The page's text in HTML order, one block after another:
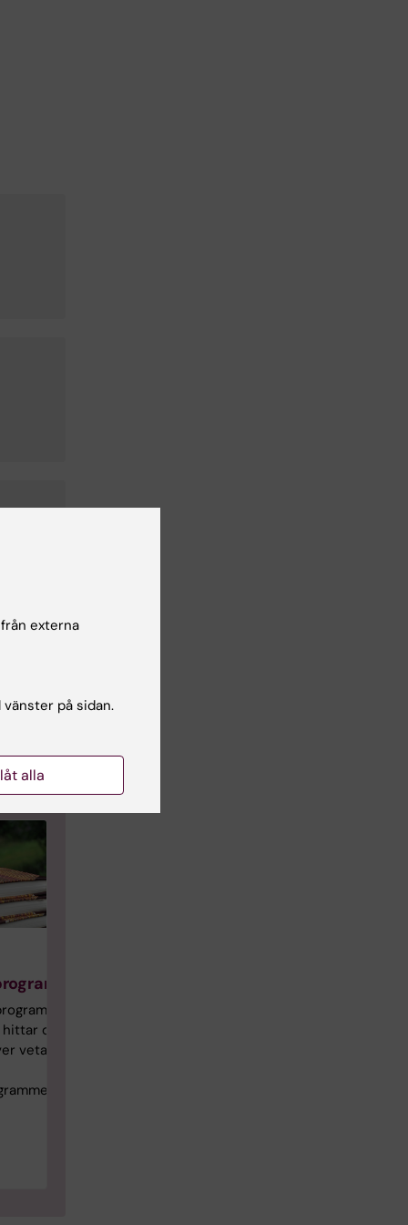
du allt
veta som
externa
på sidan.
alla